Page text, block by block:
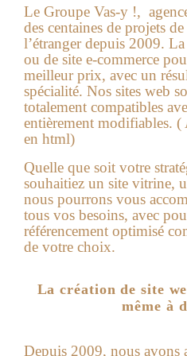
Le Groupe Vas-y !,
des centaines de projets
l’étranger depuis 2009.
ou de site e-commerce
meilleur prix, avec un
spécialité. Nos sites web
totalement compatibles
entièrement modifiables. (
en html)
Quelle que soit votre
souhaitiez un site vitrine,
nous pourrons vous
tous vos besoins, avec
référencement optimisé
de votre choix.
La création de site
même à
Depuis 2009, nous avons